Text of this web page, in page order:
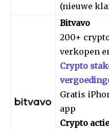
(nieuwe
Bitvavo
200+
verkopen
Crypto
Gratis
app
Crypto